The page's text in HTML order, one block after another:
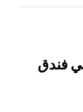
فندق